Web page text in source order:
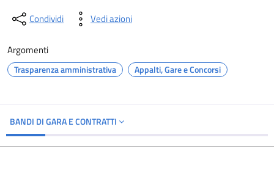
Condividi Vedi azioni
Argomenti
Trasparenza amministrativa Appalti, Gare e Concorsi
BANDI DI GARA E CONTRATTI